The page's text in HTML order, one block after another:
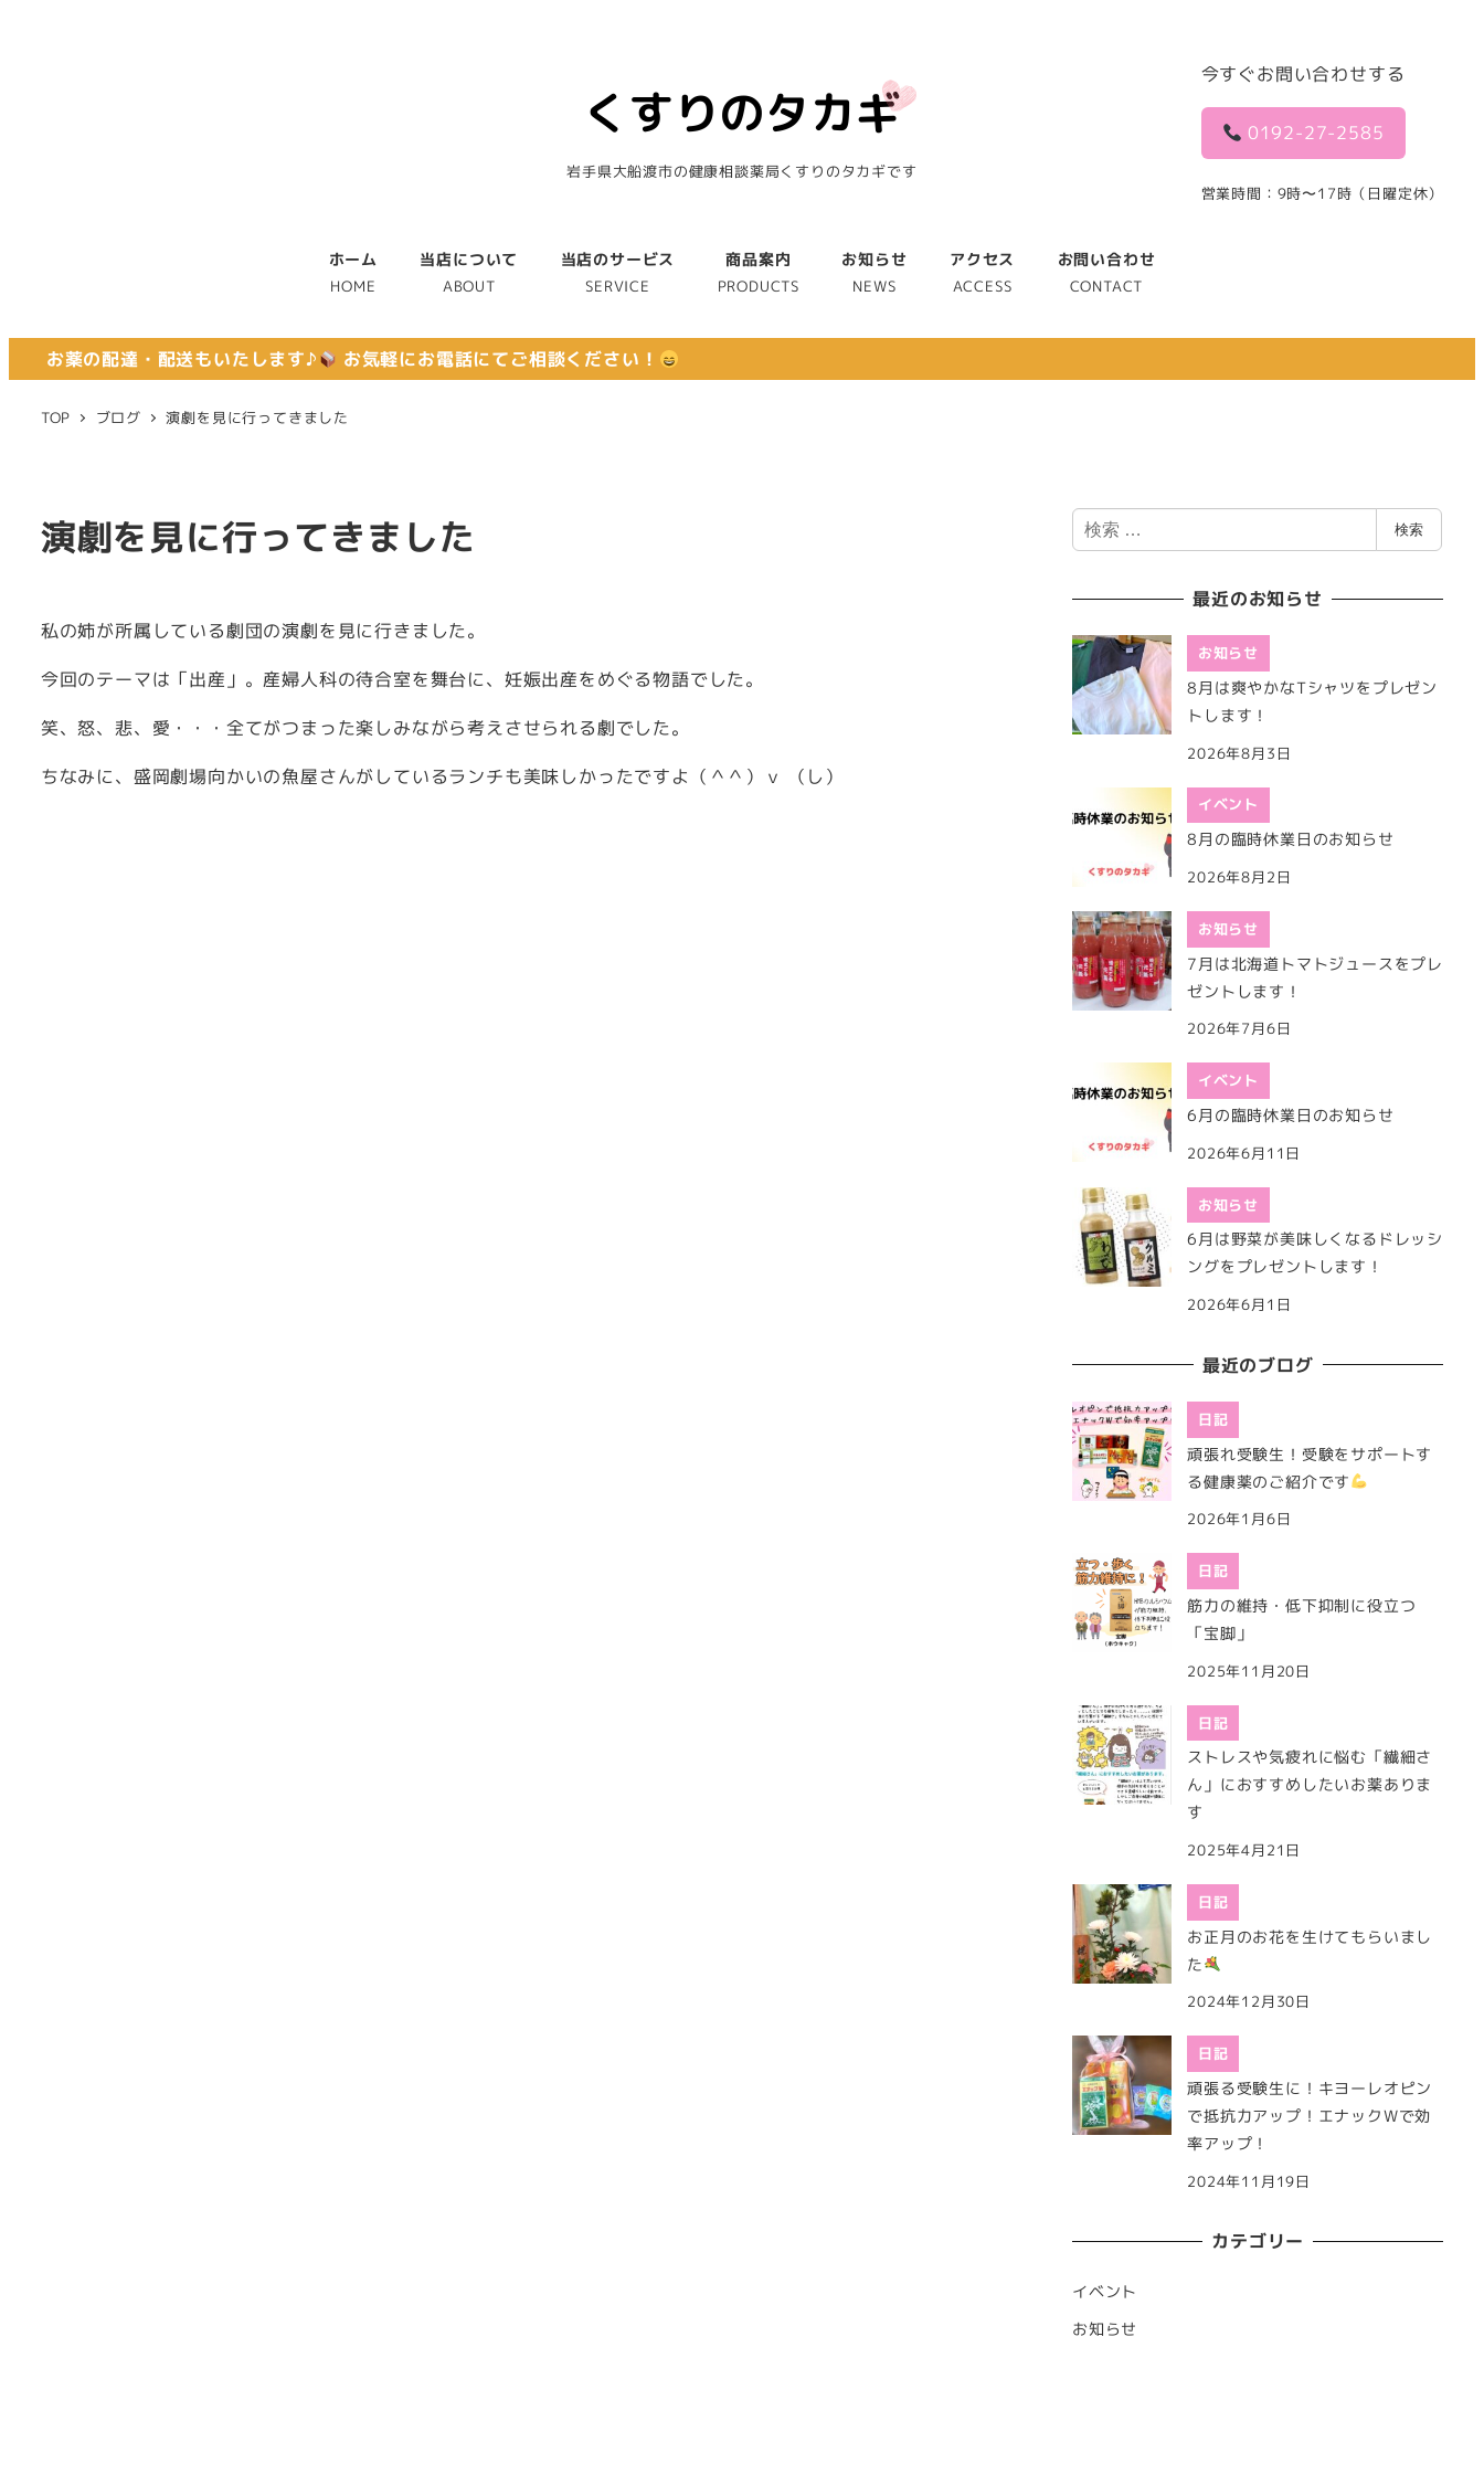
岩手県大船渡市の健康相談薬局くすりのタカギです
今すぐお問い合わせする
0192-27-2585
営業時間：9時〜17時（日曜定休）
ホーム
HOME
当店について
ABOUT
当店のサービス
SERVICE
商品案内
PRODUCTS
お知らせ
NEWS
アクセス
ACCESS
お問い合わせ
CONTACT
お薬の配達・配送もいたします♪ お気軽にお電話にてご相談ください！
TOP ブログ 演劇を見に行ってきました
演劇を見に行ってきました
私の姉が所属している劇団の演劇を見に行きました。
今回のテーマは「出産」。産婦人科の待合室を舞台に、妊娠出産をめぐる物語でした。
笑、怒、悲、愛・・・全てがつまった楽しみながら考えさせられる劇でした。
ちなみに、盛岡劇場向かいの魚屋さんがしているランチも美味しかったですよ（＾＾）ｖ （し）
検
索
検索
最近のお知らせ
お知らせ
8月は爽やかなTシャツをプレゼン
トします！
2026年8月3日
イベント
8月の臨時休業日のお知らせ
2026年8月2日
お知らせ
7月は北海道トマトジュースをプレ
ゼントします！
2026年7月6日
イベント
6月の臨時休業日のお知らせ
2026年6月11日
お知らせ
6月は野菜が美味しくなるドレッシ
ングをプレゼントします！
2026年6月1日
最近のブログ
日記
頑張れ受験生！受験をサポートす
る健康薬のご紹介です
2026年1月6日
日記
筋力の維持・低下抑制に役立つ
「宝脚」
2025年11月20日
日記
ストレスや気疲れに悩む「繊細さ
ん」におすすめしたいお薬ありま
す
2025年4月21日
日記
お正月のお花を生けてもらいまし
た
2024年12月30日
日記
頑張る受験生に！キヨーレオピン
で抵抗力アップ！エナックWで効
率アップ！
2024年11月19日
カテゴリー
イベント
お知らせ